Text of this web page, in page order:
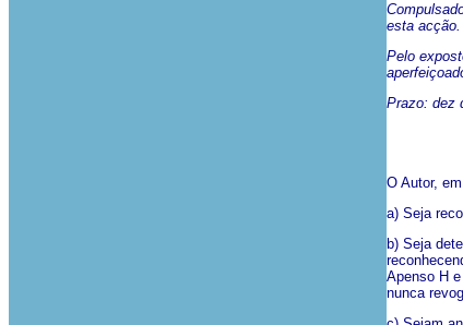
esta acção.
Pelo
Prazo: dez
O Autor,
a) Seja
b) Seja
Apenso H
nunca